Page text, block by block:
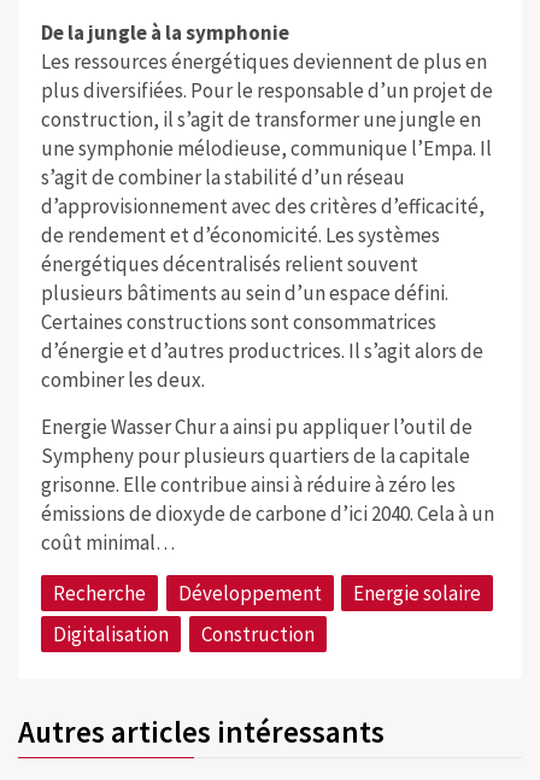
De la jungle à la symphonie
Les ressources énergétiques deviennent de plus en
plus diversifiées. Pour le responsable d’un projet de
construction, il s’agit de transformer une jungle en
une symphonie mélodieuse, communique l’Empa. Il
s’agit de combiner la stabilité d’un réseau
d’approvisionnement avec des critères d’efficacité,
de rendement et d’économicité. Les systèmes
énergétiques décentralisés relient souvent
plusieurs bâtiments au sein d’un espace défini.
Certaines constructions sont consommatrices
d’énergie et d’autres productrices. Il s’agit alors de
combiner les deux.
Energie Wasser Chur a ainsi pu appliquer l’outil de
Sympheny pour plusieurs quartiers de la capitale
grisonne. Elle contribue ainsi à réduire à zéro les
émissions de dioxyde de carbone d’ici 2040. Cela à un
coût minimal…
Recherche
Développement
Energie solaire
Digitalisation
Construction
Autres articles intéressants